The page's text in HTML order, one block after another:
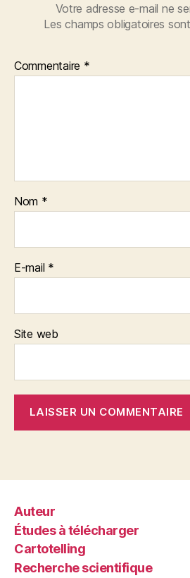
Votre adresse e-mail ne
Les champs obligatoires
Commentaire *
Nom *
E-mail *
Site web
Auteur
Études à télécharger
Cartotelling
Recherche scientifique